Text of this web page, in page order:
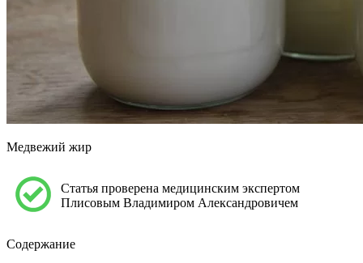
Медвежий жир
Статья проверена медицинским экспертом
Плисовым Владимиром Александровичем
Содержание